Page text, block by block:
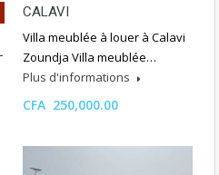
CALAVI
Villa meublée à louer à Calavi
Zoundja Villa meublée…
Plus d'informations
CFA 250,000.00